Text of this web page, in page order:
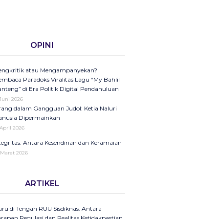
OPINI
atau Mengampanyekan?
Paradoks Viralitas Lagu “My Bahlil
di Era Politik Digital Pendahuluan
2026
dalam Gangguan Judol: Ketia Naluri
Dipermainkan
2026
Antara Kesendirian dan Keramaian
2026
Koran ke Panggung Radio Serta
ARTIKEL
di Tengah RUU Sisdiknas: Antara